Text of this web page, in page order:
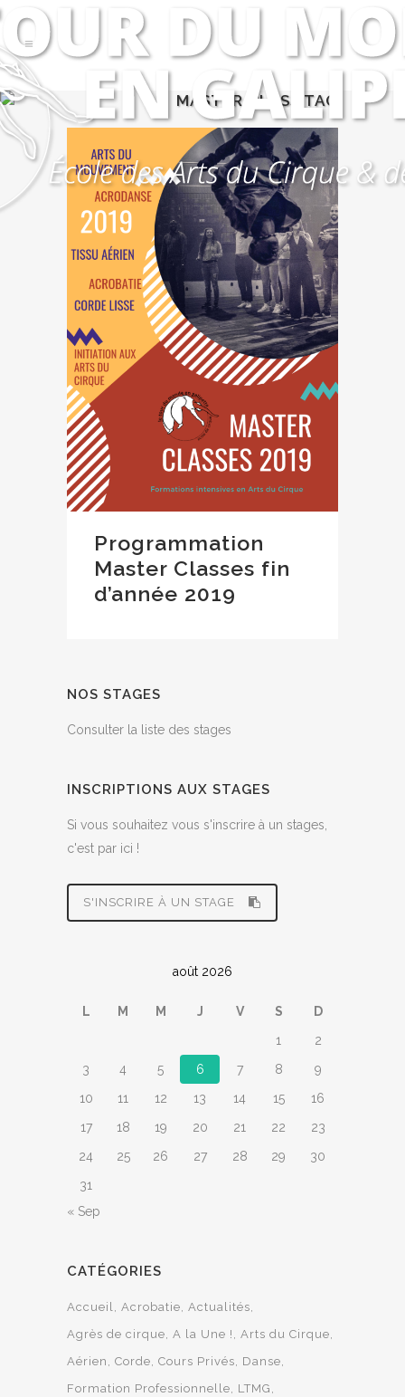
MASTER CLASS TAG
Programmation
Master Classes fin
d’année 2019
NOS STAGES
Consulter la liste des stages
INSCRIPTIONS AUX STAGES
Si vous souhaitez vous s'inscrire à un stages,
c'est par ici !
S'INSCRIRE À UN STAGE
août 2026
L M M J V S
D
1
2
3
4 5 6 7 8
9
10
11 12 13 14 15
16
17
18 19 20 21 22
23
24
25 26 27 28 29
30
31
« Sep
CATÉGORIES
Accueil Acrobatie Actualités
Agrès de cirque A la Une !
Arts du Cirque
Aérien
Corde Cours Privés
Danse
Formation Professionnelle
LTMG